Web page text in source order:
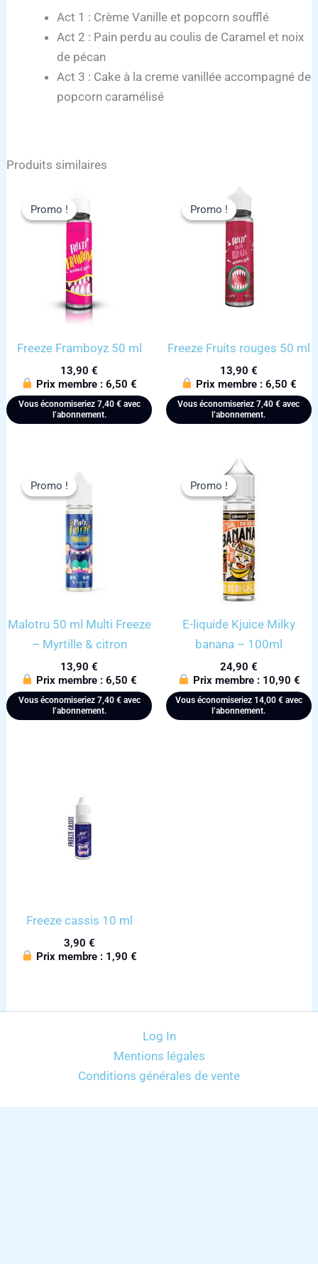
Act 1 : Crème Vanille et popcorn soufflé
Act 2 : Pain perdu au coulis de Caramel et noix
de pécan
Act 3 : Cake à la creme vanillée accompagné de
popcorn caramélisé
Produits similaires
Promo !
Promo !
Freeze Framboyz 50 ml
13,90€
Prix membre :6,50€
Vous économiseriez 7,40 €avec
l’abonnement.
Promo !
Promo !
Freeze Fruits rouges 50 ml
13,90 €
Prix membre :6,50€
Vous économiseriez7,40€ avec
l’abonnement.
Promo !
Promo !
Malotru 50 ml Multi Freeze
– Myrtille & citron
13,90€
Prix membre :6,50€
Vous économiseriez 7,40 €avec
l’abonnement.
Promo !
Promo !
E-liquide Kjuice Milky
banana – 100ml
24,90 €
Prix membre : 10,90 €
Vous économiseriez 14,00 €avec
l’abonnement.
Freeze cassis 10 ml
3,90 €
Prix membre : 1,90€
Log In
Mentions légales
Conditions générales de vente